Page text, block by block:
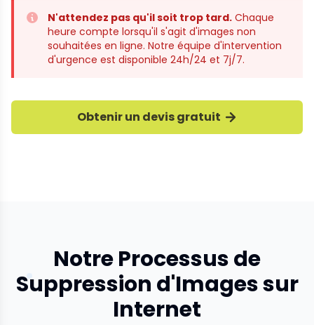
N'attendez pas qu'il soit trop tard. Chaque
heure compte lorsqu'il s'agit d'images non
souhaitées en ligne. Notre équipe d'intervention
d'urgence est disponible 24h/24 et 7j/7.
Obtenir un devis gratuit
Notre Processus de
Suppression d'Images sur
Internet